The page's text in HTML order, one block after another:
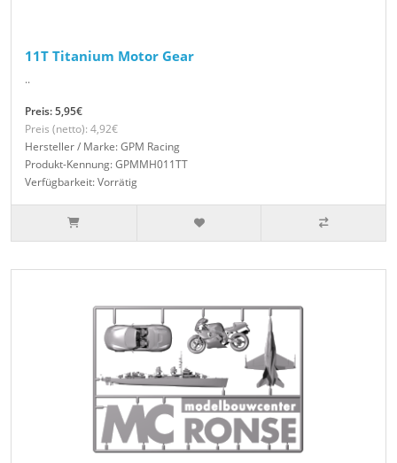
11T Titanium Motor Gear
..
Preis: 5,95€
Preis (netto): 4,92€
Hersteller / Marke: GPM Racing
Produkt-Kennung: GPMMH011TT
Verfügbarkeit: Vorrätig